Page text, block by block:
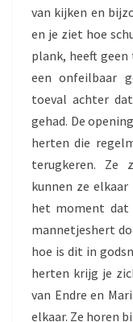
van kijken en
en je ziet hoe
plank, heeft
een onfeilbaar
toeval achter
gehad. De
herten die
terugkeren. Ze
kunnen ze
het moment
mannetjeshert
hoe is dit in
herten krijg je
van Endre en
elkaar. Ze horen